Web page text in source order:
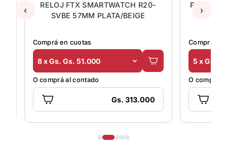
RELOJ FTX SMARTWATCH R20-
SVBE 57MM PLATA/BEIGE
Comprá en cuotas
8 x Gs. Gs. 51.000
O comprá al contado
Gs. 313.000
RELOJ
671
Comprá en
5 x Gs.
O comprá
‹ ›